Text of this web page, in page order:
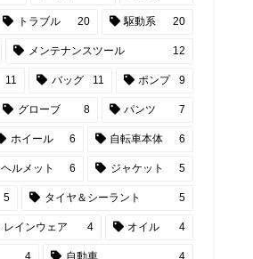
トラブル 20 駆動系 20
メンテナンスツール 12
11 バッグ 11 ポンプ 9
グローブ 8 パンツ 7
ホイール 6 自転車本体 6
ヘルメット 6 ジャケット 5
5 タイヤ＆シーラント 5
レインウェア 4 オイル 4